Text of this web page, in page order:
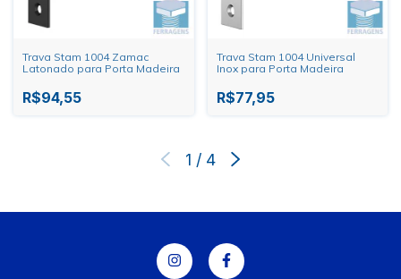
Trava Stam 1004 Zamac
Latonado para Porta Madeira
R$94,55
Trava Stam 1004 Universal
Inox para Porta Madeira
R$77,95
1 / 4